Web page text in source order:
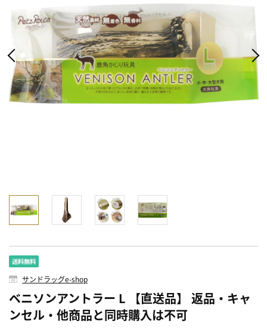
サンドラッグe-shop
ベニソンアントラー L 【直送品】 返品・キャ
ンセル・他商品と同時購入は不可